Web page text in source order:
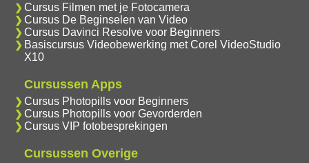
Cursus Filmen met je Fotocamera
Cursus De Beginselen van Video
Cursus Davinci Resolve voor Beginners
Basiscursus Videobewerking met Corel VideoStudio
X10
Cursussen Apps
Cursus Photopills voor Beginners
Cursus Photopills voor Gevorderden
Cursus VIP fotobesprekingen
Cursussen Overige